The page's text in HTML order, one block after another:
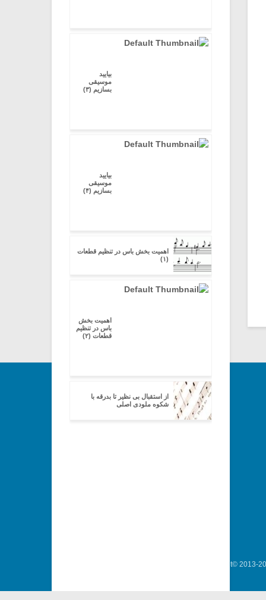
بیایید
موسیقی
بسازیم (۳)
بیایید
موسیقی
بسازیم (۴)
اهمیت بخش باس در تنظیم قطعات
(۱)
اهمیت بخش
باس در تنظیم
قطعات (۲)
از استقبال بی نظیر تا بدرقه با
شکوه ملودی اصلی
Copyright© 2013-